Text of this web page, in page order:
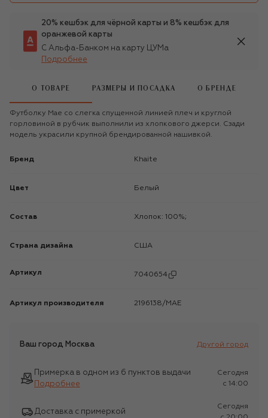
20% кешбэк для чёрной карты и 8% кешбэк для
оранжевой карты
С Альфа-Банком на карту ЦУМа
Подробнее
О ТОВАРЕ РАЗМЕРЫ И ПОСАДКА О БРЕНДЕ
Футболку Mae со слегка спущенной линией плеч и круглой
горловиной в рубчик выполнили из хлопкового джерси. Сзади
модель украсили крупной брендированной нашивкой.
Бренд Khaite
Цвет Белый
Состав Хлопок: 100%;
Страна дизайна США
Артикул 7040654
Артикул производителя 2196138/MAE
Ваш город Москва Другой город
Примерка в одном из 6 пунктов выдачи
Подробнее
Сегодня
c 14:00
Доставка с примеркой
Сегодня